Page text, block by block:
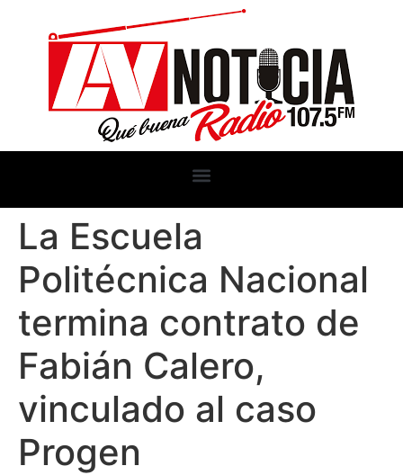
La Escuela
Politécnica Nacional
termina contrato de
Fabián Calero,
vinculado al caso
Progen